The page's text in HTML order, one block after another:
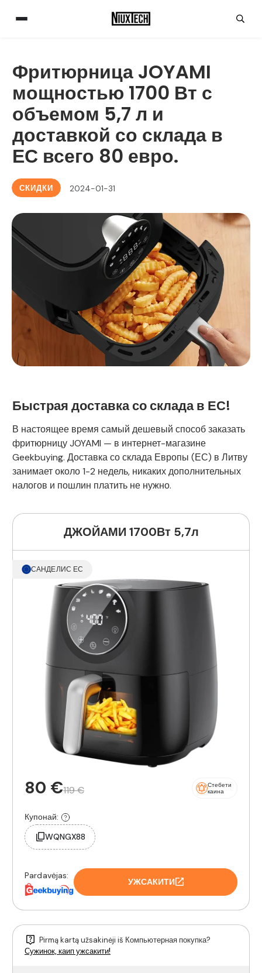
Фритюрница JOYAMI
мощностью 1700 Вт с
объемом 5,7 л и
доставкой со склада в
ЕС всего 80 евро.
СКИДКИ 2024-01-31
Быстрая доставка со склада в ЕС!
В настоящее время самый дешевый способ заказать
фритюрницу JOYAMI — в интернет-магазине
Geekbuying. Доставка со склада Европы (ЕС) в Литву
занимает около 1-2 недель, никаких дополнительных
налогов и пошлин платить не нужно.
ДЖОЙАМИ 1700Вт 5,7л
САНДЕЛИС ЕС
80 €119 €
Стебети
каина
Купонай:
WQNGX88
Pardavėjas:
УЖСАКИТИ
Pirmą kartą užsakinėji iš Компьютерная покупка?
Сужинок, каип ужсакити!